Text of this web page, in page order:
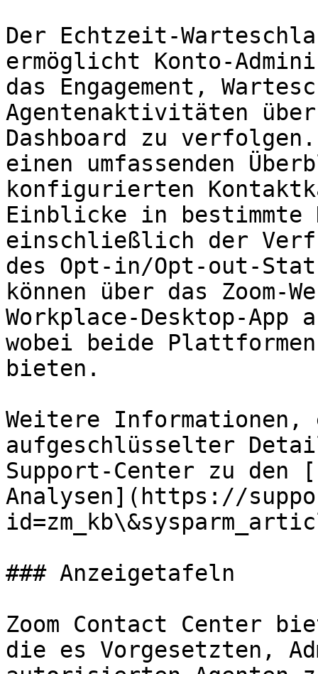
Der Echtzeit-
ermöglicht Konto-
das Engagement,
Agentenaktivitäten
Dashboard zu
einen umfassenden
konfigurierten
Einblicke in bestimmte
einschließlich der
des Opt-in/Opt-out-
können über das Zoom-
Workplace-Desktop-
wobei beide
bieten.
Weitere
aufgeschlüsselter
Support-Center zu den
Analysen](https://
### Anzeigetafeln
Zoom Contact Center
die es Vorgesetzten,